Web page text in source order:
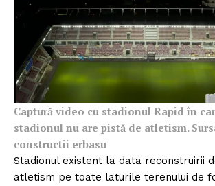
Captură video cu stadionul Rapid în
stadionul nu are pistă de atletism.
constructii erbasu
Stadionul existent la data reconstruirii
atletism pe toate laturile terenului de